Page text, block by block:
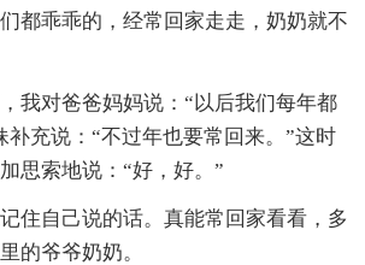
都乖乖的，经常回家走走，奶奶就不
我对爸爸妈妈说：“以后我们每年都
补充说：“不过年也要常回来。”这时
思索地说：“好，好。”
住自己说的话。真能常回家看看，多
的爷爷奶奶。